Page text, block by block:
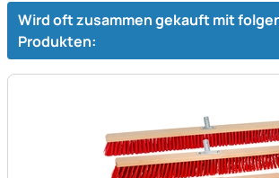
Wird oft zusammen gekauft mit
Produkten: